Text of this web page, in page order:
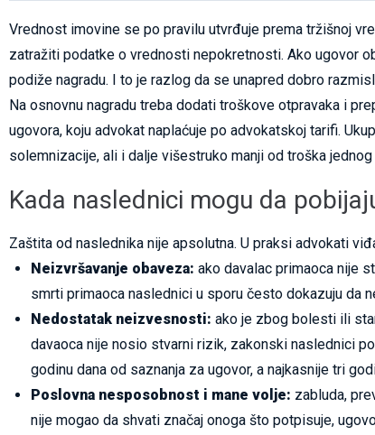
Vrednost imovine se po pravilu utvrđuje prema tržišnoj
zatražiti podatke o vrednosti nepokretnosti. Ako ugovor
podiže nagradu. I to je razlog da se unapred dobro
Na osnovnu nagradu treba dodati troškove otpravaka i
ugovora, koju advokat naplaćuje po advokatskoj tarifi.
solemnizacije, ali i dalje višestruko manji od troška
Kada naslednici mogu da
Zaštita od naslednika nije apsolutna. U praksi advokati
Neizvršavanje obaveza: ako davalac primaoca nije
smrti primaoca naslednici u sporu često dokazuju da
Nedostatak neizvesnosti: ako je zbog bolesti ili
davaoca nije nosio stvarni rizik, zakonski naslednici
godinu dana od saznanja za ugovor, a najkasnije tri
Poslovna nesposobnost i mane volje: zabluda,
nije mogao da shvati značaj onoga što potpisuje,